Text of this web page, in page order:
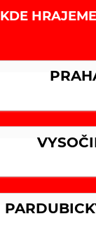
KDE HRAJEME